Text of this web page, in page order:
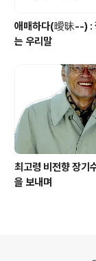
애매하다(曖昧--) :
는 우리말
최고령 비전향 장기
을 보내며